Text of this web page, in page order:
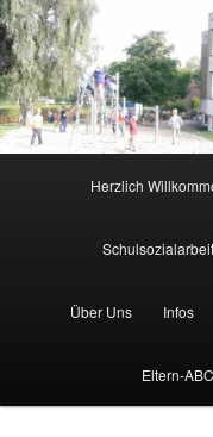
Zum
primären
Inhalt
springen
Herzlich
Schulsozialarbeit
Über Uns Infos
Eltern-ABC